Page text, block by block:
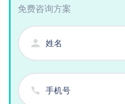
免费咨询方案